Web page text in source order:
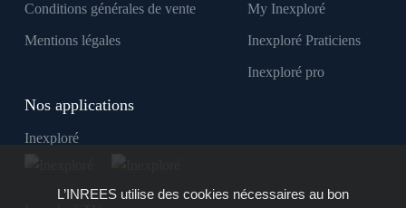
Conditions générales de vente
Mentions légales
My Inexploré
Inexploré Praticiens
Inexploré pro
Nos applications
Inexploré
L’INREES utilise des cookies nécessaires au bon